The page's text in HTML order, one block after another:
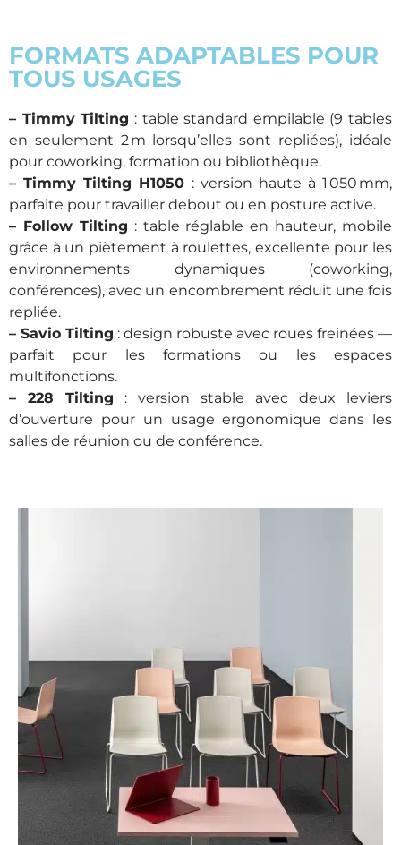
FORMATS ADAPTABLES POUR
TOUS USAGES
– Timmy Tilting : table standard empilable (9 tables
en seulement 2 m lorsqu’elles sont repliées), idéale
pour coworking, formation ou bibliothèque.
– Timmy Tilting H1050 : version haute à 1 050 mm,
parfaite pour travailler debout ou en posture active.
– Follow Tilting : table réglable en hauteur, mobile
grâce à un piètement à roulettes, excellente pour les
environnements dynamiques (coworking,
conférences), avec un encombrement réduit une fois
repliée.
– Savio Tilting : design robuste avec roues freinées —
parfait pour les formations ou les espaces
multifonctions.
– 228 Tilting : version stable avec deux leviers
d’ouverture pour un usage ergonomique dans les
salles de réunion ou de conférence.